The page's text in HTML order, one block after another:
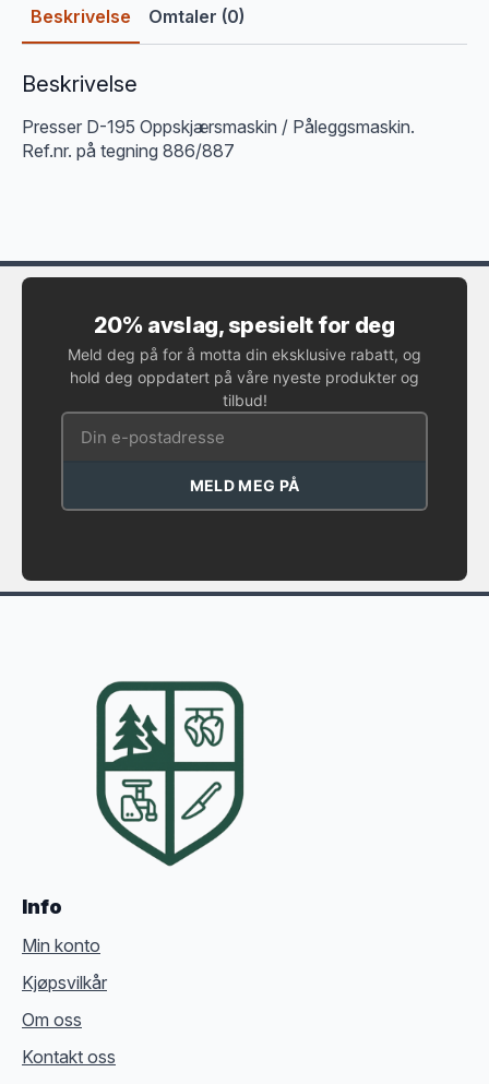
Beskrivelse Omtaler (0)
Beskrivelse
Presser D-195 Oppskjærsmaskin / Påleggsmaskin.
Ref.nr. på tegning 886/887
20% avslag, spesielt for deg
Meld deg på for å motta din eksklusive rabatt, og
hold deg oppdatert på våre nyeste produkter og
tilbud!
MELD MEG PÅ
Info
Min konto
Kjøpsvilkår
Om oss
Kontakt oss